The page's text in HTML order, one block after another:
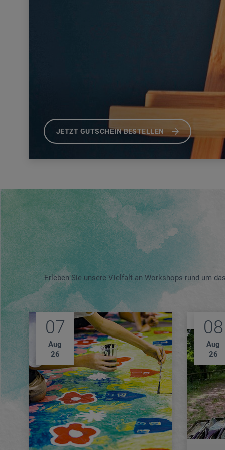
JETZT GUTSCHEIN BESTELLEN
Erleben Sie unsere Vielfalt an Workshops rund um
07
Aug
26
08
Aug
26